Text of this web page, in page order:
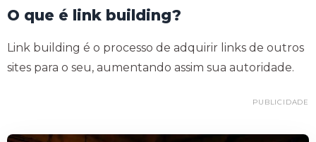
O que é link building?
Link building é o processo de adquirir links de outros
sites para o seu, aumentando assim sua autoridade.
PUBLICIDADE